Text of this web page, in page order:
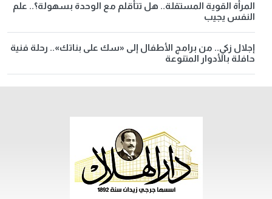
المرأة القوية المستقلة.. هل تتأقلم مع الوحدة بسهولة؟.. علم
النفس يجيب
إجلال زكي.. من برامج الأطفال إلى «سك على بناتك».. رحلة فنية
حافلة بالأدوار المتنوعة